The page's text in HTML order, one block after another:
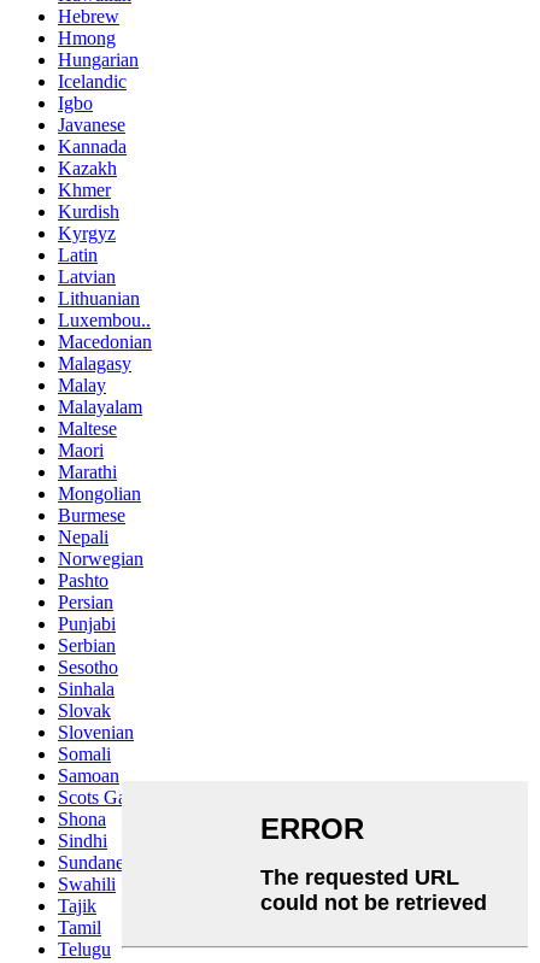
Hebrew
Hmong
Hungarian
Icelandic
Igbo
Javanese
Kannada
Kazakh
Khmer
Kurdish
Kyrgyz
Latin
Latvian
Lithuanian
Luxembou..
Macedonian
Malagasy
Malay
Malayalam
Maltese
Maori
Marathi
Mongolian
Burmese
Nepali
Norwegian
Pashto
Persian
Punjabi
Serbian
Sesotho
Sinhala
Slovak
Slovenian
Somali
Samoan
Scots Gaelic
Shona
Sindhi
Sundanese
Swahili
Tajik
Tamil
Telugu